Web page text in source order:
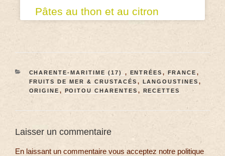
Pâtes au thon et au citron
CHARENTE-MARITIME (17) , ENTRÉES , FRANCE ,
FRUITS DE MER & CRUSTACÉS , LANGOUSTINES ,
ORIGINE , POITOU CHARENTES , RECETTES
Laisser un commentaire
En laissant un commentaire vous acceptez notre politique